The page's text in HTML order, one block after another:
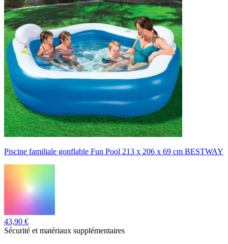
Piscine familiale gonflable Fun Pool 213 x 206 x 69 cm BESTWAY
43,90 €
Sécurité et matériaux supplémentaires